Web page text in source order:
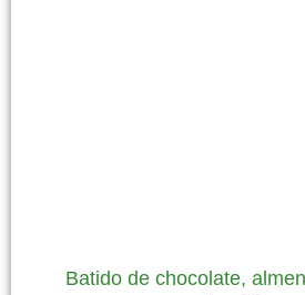
Batido de chocolate,